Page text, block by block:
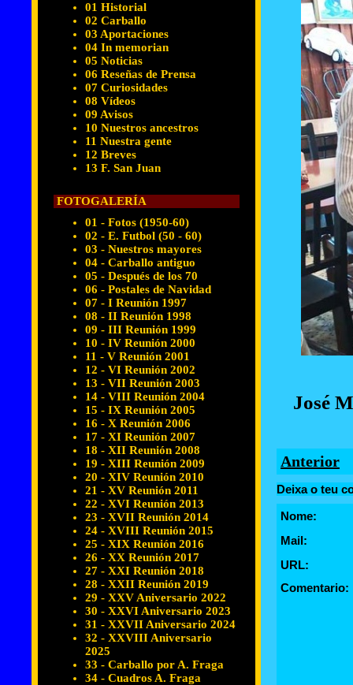
01 Historial
02 Carballo
03 Aportaciones
04 In memorian
05 Noticias
06 Reseñas de Prensa
07 Curiosidades
08 Vídeos
09 Avisos
10 Nuestros ancestros
11 Nuestra gente
12 Breves
13 F. San Juan
FOTOGALERÍA
01 - Fotos (1950-60)
02 - E. Futbol (50 - 60)
03 - Nuestros mayores
04 - Carballo antiguo
05 - Después de los 70
06 - Postales de Navidad
07 - I Reunión 1997
08 - II Reunión 1998
09 - III Reunión 1999
10 - IV Reunión 2000
11 - V Reunión 2001
12 - VI Reunión 2002
13 - VII Reunión 2003
14 - VIII Reunión 2004
15 - IX Reunión 2005
16 - X Reunión 2006
17 - XI Reunión 2007
18 - XII Reunión 2008
19 - XIII Reunión 2009
20 - XIV Reunión 2010
21 - XV Reunión 2011
22 - XVI Reunión 2013
23 - XVII Reunión 2014
24 - XVIII Reunión 2015
25 - XIX Reunión 2016
26 - XX Reunión 2017
27 - XXI Reunión 2018
28 - XXII Reunión 2019
29 - XXV Aniversario 2022
30 - XXVI Aniversario 2023
31 - XXVII Aniversario 2024
32 - XXVIII Aniversario
2025
33 - Carballo por A. Fraga
34 - Cuadros A. Fraga
José
Anterior
Deixa o teu
Nome:
Mail:
URL:
Comentario: